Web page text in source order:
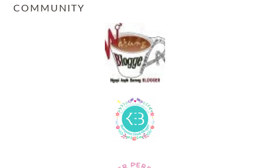
COMMUNITY